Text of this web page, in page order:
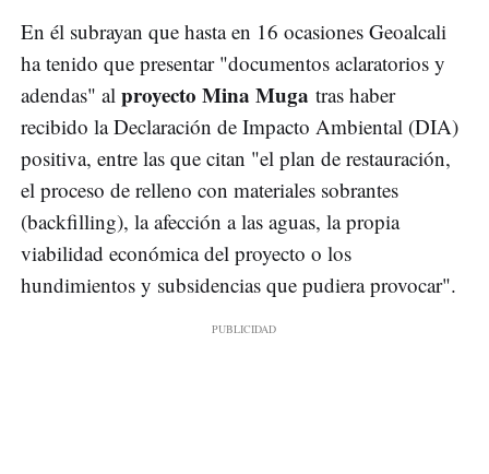
En él subrayan que hasta en 16 ocasiones Geoalcali
ha tenido que presentar "documentos aclaratorios y
adendas" al proyecto Mina Muga tras haber
recibido la Declaración de Impacto Ambiental (DIA)
positiva, entre las que citan "el plan de restauración,
el proceso de relleno con materiales sobrantes
(backfilling), la afección a las aguas, la propia
viabilidad económica del proyecto o los
hundimientos y subsidencias que pudiera provocar".